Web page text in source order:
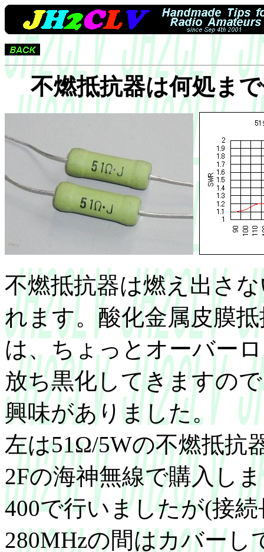
不燃抵抗器は何処ま
不燃抵抗器は燃え出さ
れます。酸化金属皮膜
は、ちょっとオーバー
放ち黒化してきますの
興味がありました。
左は51Ω/5Wの不燃抵抗
2Fの海神無線で購入し
400で行いましたが(接続
280MHzの間はカバー